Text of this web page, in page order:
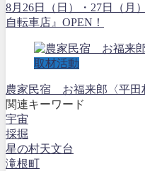
8月26日（日）・27日（月
自転車店』OPEN！
取材活動
農家民宿 お福来郎〈平田
関連キーワード
宇宙
採掘
星の村天文台
滝根町